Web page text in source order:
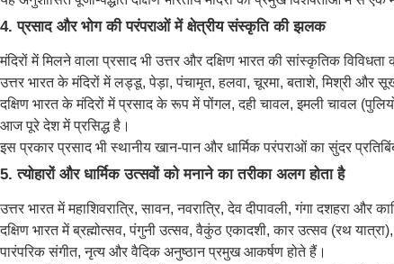
4. प्रसाद और भोग की परंपराओं में क्षेत्रीय संस्कृति की झलक
मंदिरों में मिलने वाला प्रसाद भी उत्तर और दक्षिण भारत की सांस्कृतिक विविधता
उत्तर भारत के मंदिरों में लड्डू, पेड़ा, पंचामृत, हलवा, चूरमा, बताशे, मिश्री
दक्षिण भारत के मंदिरों में प्रसाद के रूप में पोंगल, दही चावल, इमली चावल
आज पूरे देश में प्रसिद्ध है।
इस प्रकार प्रसाद भी स्थानीय खान-पान और धार्मिक परंपराओं का सुंदर
5. त्योहारों और धार्मिक उत्सवों को मनाने का तरीका अलग होता है
उत्तर भारत में महाशिवरात्रि, सावन, नवरात्रि, देव दीपावली, गंगा दशहरा
दक्षिण भारत में ब्रह्मोत्सव, पंगुनी उत्सव, वैकुंठ एकादशी, कार उत्सव (रथ
पारंपरिक संगीत, नृत्य और वैदिक अनुष्ठान प्रमुख आकर्षण होते हैं।